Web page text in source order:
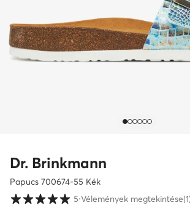
Dr. Brinkmann
Papucs 700674-55 Kék
Vásárlói értékelések 1-5 skálán
5⋅Vélemények megtekintése(1)